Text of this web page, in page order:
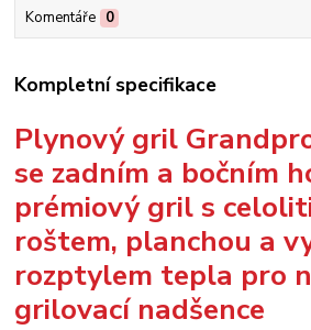
Komentáře 0
Kompletní specifikace
Plynový gril
se zadním a bočním
prémiový gril s
roštem, planchou a
rozptylem tepla pro
grilovací nadšence